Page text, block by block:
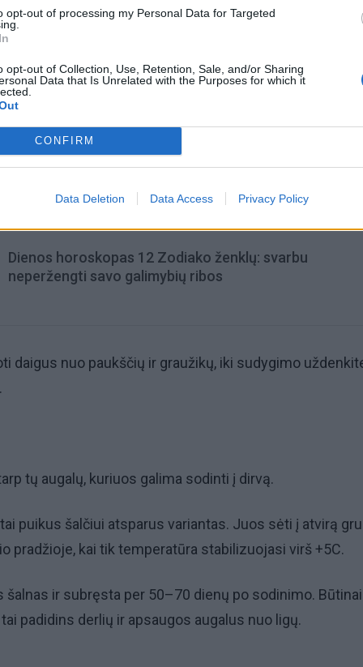
opt-out of processing my Personal Data for Targeted
opt-out of Collection, Use, Retention, Sale, and/or Sharing
Data that Is Unrelated with the Purposes for which it
CONFIRM
Data Deletion Data Access Privacy Policy
sėkmė, Jaučiams – greiti sprendimai
Dienos horoskopas 12 Zodiako ženklų: svarbu
neperžengti savo galimybių ribos
daigus nuo paukščių ir graužikų, iki sudygimo
tų augalų, kuriuos galima sodinti į dirvą.
puikus šalčiui atsparus variantas. Juos sėti į atvirą
pradžioje, kai tik temperatūra stabilizuojasi virš +5C.
šalnas ir subręsta per 50–70 dienų po sodinimo. Būtinai
padidins derlių ir apsaugos augalus nuo ligų.